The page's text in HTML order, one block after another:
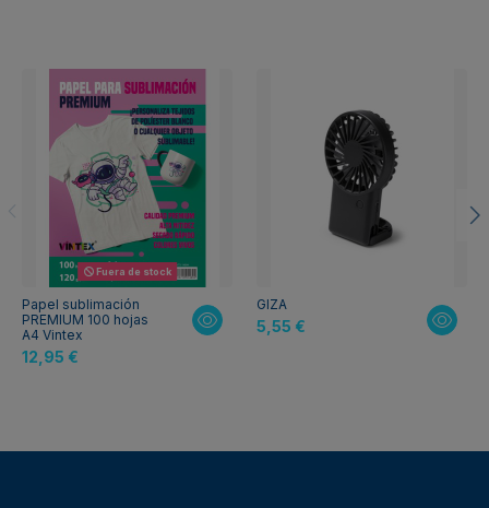
Fuera de stock
Papel sublimación
PREMIUM 100 hojas
A4 Vintex
12,95 €
GIZA
5,55 €